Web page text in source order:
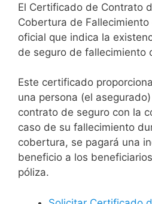
El Certificado de Contrato
Cobertura de
oficial que indica la
de seguro de fallecimiento
Este certificado
una persona (el
contrato de seguro con la
caso de su fallecimiento
cobertura, se pagará una
beneficio a los
póliza.